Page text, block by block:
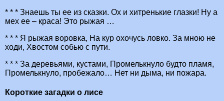
* * * Знаешь ты ее из сказки. Ох и хитренькие глазки! Ну а
мех ее – краса! Это рыжая …
* * * Я рыжая воровка, На кур охочусь ловко. За мною не
ходи, Хвостом собью с пути.
* * * За деревьями, кустами, Промелькнуло будто пламя,
Промелькнуло, пробежало… Нет ни дыма, ни пожара.
Короткие загадки о лисе